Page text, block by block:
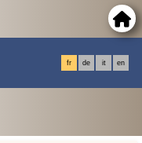
fr de it en